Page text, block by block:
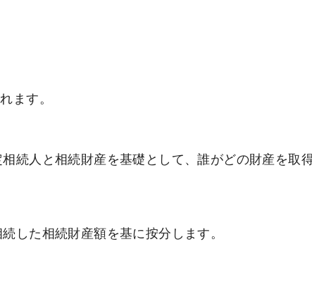
ます。
続人と相続財産を基礎として、誰がどの財産を取
した相続財産額を基に按分します。